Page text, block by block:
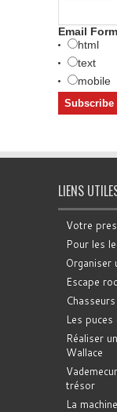
Email
html
text
mobile
LIENS
Votre
Pour les
Organiser
Escape
Les puces
Réaliser
Wallace
trésor
La